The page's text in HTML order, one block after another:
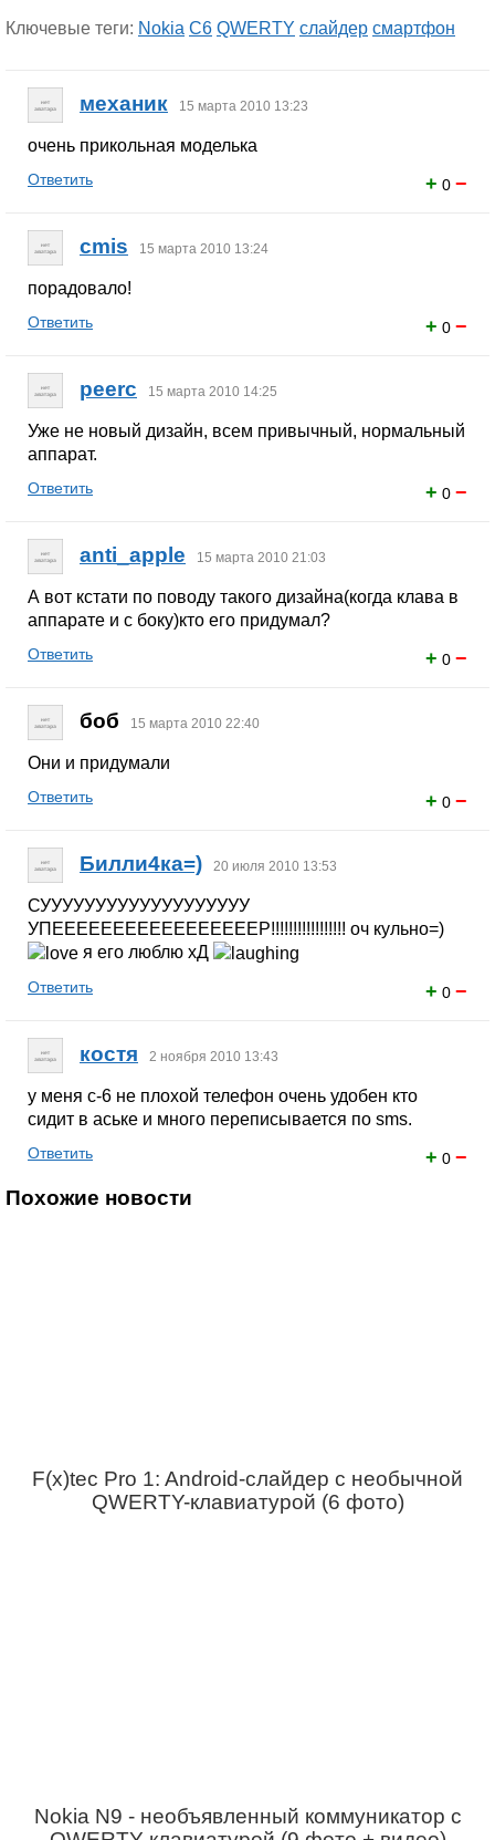
Ключевые теги: Nokia C6 QWERTY слайдер смартфон
механик 15 марта 2010 13:23
очень прикольная моделька
+ 0 −
Ответить
cmis 15 марта 2010 13:24
порадовало!
+ 0 −
Ответить
peerc 15 марта 2010 14:25
Уже не новый дизайн, всем привычный, нормальный
аппарат.
+ 0 −
Ответить
anti_apple 15 марта 2010 21:03
А вот кстати по поводу такого дизайна(когда клава в
аппарате и с боку)кто его придумал?
+ 0 −
Ответить
боб 15 марта 2010 22:40
Они и придумали
+ 0 −
Ответить
Билли4ка=) 20 июля 2010 13:53
СУУУУУУУУУУУУУУУУУУУ
УПЕЕЕЕЕЕЕЕЕЕЕЕЕЕЕЕЕР!!!!!!!!!!!!!!!!! оч кульно=)
я его люблю хД
+ 0 −
Ответить
костя 2 ноября 2010 13:43
у меня с-6 не плохой телефон очень удобен кто
сидит в аське и много переписывается по sms.
+ 0 −
Ответить
Похожие новости
F(x)tec Pro 1: Android-слайдер с необычной
QWERTY-клавиатурой (6 фото)
Nokia N9 - необъявленный коммуникатор с